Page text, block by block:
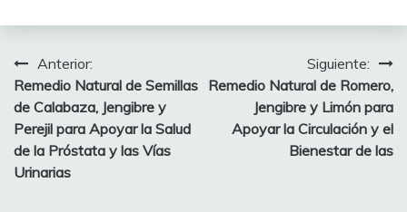
Navegación
de
entradas
Anterior:
Remedio Natural de Semillas
de Calabaza, Jengibre y
Perejil para Apoyar la Salud
de la Próstata y las Vías
Urinarias
Siguiente:
Remedio Natural de Romero,
Jengibre y Limón para
Apoyar la Circulación y el
Bienestar de las